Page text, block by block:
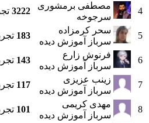
4
مصطفی برمشوری
سرجوخه
3222
5
سحر کرمزاده
سرباز آموزش دیده
183
6
فرنوش زارع
سرباز آموزش دیده
143
7
زینب عزیزی
سرباز آموزش دیده
117
8
مهدی کریمی
سرباز آموزش دیده
101